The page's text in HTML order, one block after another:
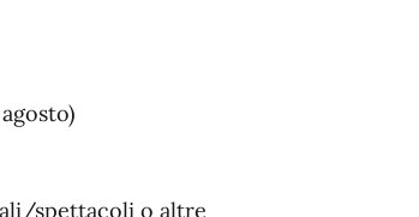
spettacoli o altre